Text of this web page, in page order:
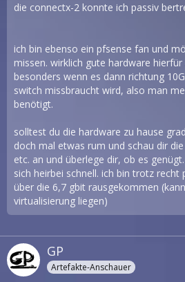
die connectx-2 konnte ich passiv
ich bin ebenso ein pfsense fan und
missen. wirklich gute hardware
besonders wenn es dann richtung
switch missbraucht wird, also man
benötigt.
solltest du die hardware zu hause
doch mal etwas rum und schau dir
etc. an und überlege dir, ob es
sich heirbei schnell. ich bin trotz
über die 6,7 gbit rausgekommen
virtualisierung liegen)
GP
Artefakte-Anschauer